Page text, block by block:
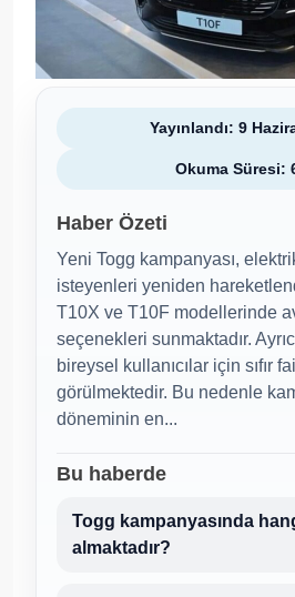
Yayınlandı: 9
Okuma Süresi:
Haber Özeti
Yeni Togg kampanyası,
isteyenleri yeniden
T10X ve T10F modellerinde
seçenekleri sunmaktadır.
bireysel kullanıcılar için sıfır
görülmektedir. Bu nedenle
döneminin en...
Bu haberde
Togg kampanyasında
almaktadır?